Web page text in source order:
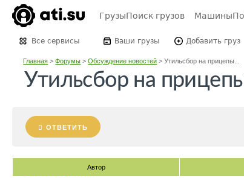
ГрузыПоиск грузов Машины
Все сервисы Ваши грузы Добавить груз
Главная >Форумы >Обсуждение новостей >Утильсбор на прицепы...
Утильсбор на
ОТВЕТИТЬ
Автор